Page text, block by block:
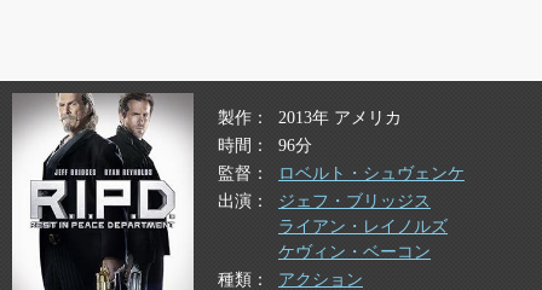
製作
2013年 アメリカ
時間
96分
監督
ロベルト・シュヴェンケ
出演
ジェフ・ブリッジス
ライアン・レイノルズ
ケヴィン・ベーコン
種類
アクション